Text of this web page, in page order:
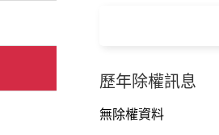
歷年除權訊息
無除權資料